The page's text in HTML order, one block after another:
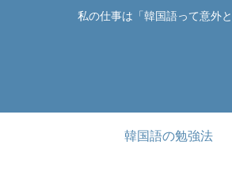
私の仕事は「韓国語って意外
韓国語の勉強法